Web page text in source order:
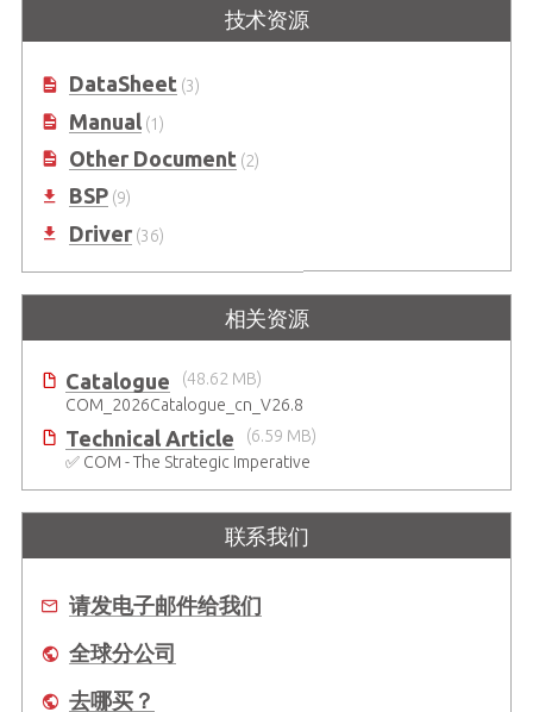
兼容 Qseven® 标准，支持所有强制
入门套件让您可以直接使用载板设计
及软件验证。可搭配 Q7-BT、Q7-
技术资源
DataSheet(3)
Manual(1)
Other Document(2)
BSP(9)
Driver(36)
相关资源
Catalogue
(48.62 MB)
COM_2026Catalogue_cn_V26.8
Technical Article
(6.59 MB)
✅ COM - The Strategic Imperative
联系我们
请发电子邮件给我们
全球分公司
去哪买？